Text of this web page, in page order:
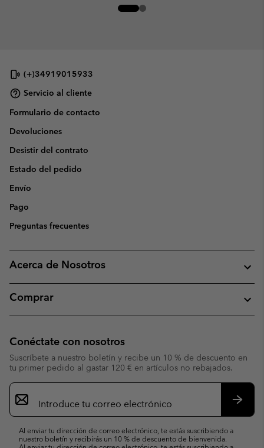
(+)34919015933
Servicio al cliente
Formulario de contacto
Devoluciones
Desistir del contrato
Estado del pedido
Envío
Pago
Preguntas frecuentes
Acerca de Nosotros
Comprar
Conéctate con nosotros
Suscríbete a nuestro boletín y recibe un 10 % de descuento en
tu primer pedido al gastar 120 € en artículos no rebajados.
Suscripción
de
correo
Al enviar tu dirección de correo electrónico, te estás suscribiendo a
nuestro boletín y recibirás un 10 % de descuento de bienvenida.